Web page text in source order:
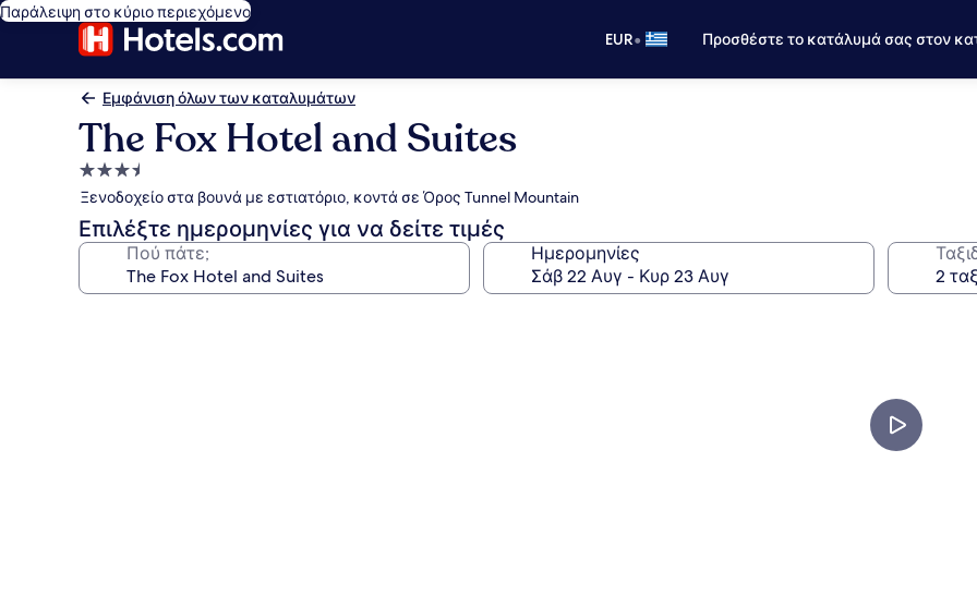
Παράλειψη στο κύριο περιεχόμενο
EUR• Προσθέστε το κατάλυμά σας στον
Εμφάνιση όλων των καταλυμάτων
The Fox Hotel and Suites
Κατάλυμα
με
3.5
αστέρια
Ξενοδοχείο στα βουνά με εστιατόριο, κοντά σε Όρος Tunnel Mountain
Επιλέξτε ημερομηνίες για να δείτε τιμές
Πού πάτε; Ημερομηνίες